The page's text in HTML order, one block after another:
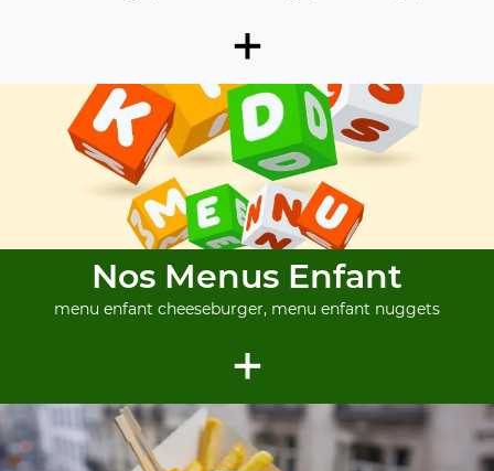
+
Nos Menus Enfant
menu enfant cheeseburger, menu enfant nuggets
+